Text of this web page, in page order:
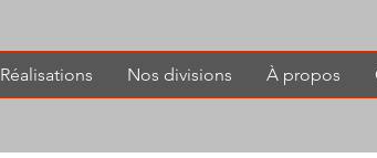
Réalisations Nos divisions À propos